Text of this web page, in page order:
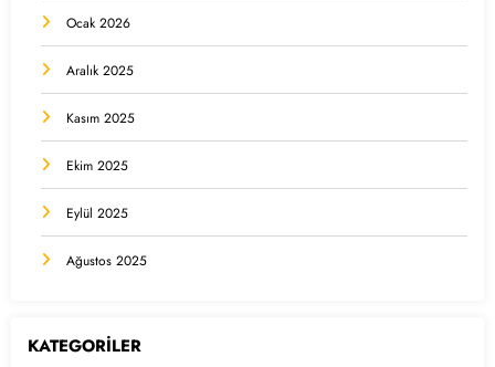
Ocak 2026
Aralık 2025
Kasım 2025
Ekim 2025
Eylül 2025
Ağustos 2025
KATEGORİLER